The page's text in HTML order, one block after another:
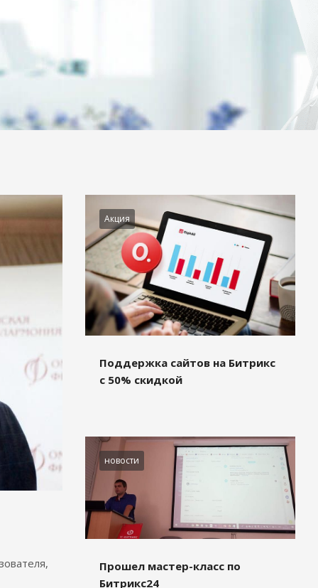
Акция
Поддержка сайтов на Битрикс
с 50% скидкой
новости
Прошел мастер-класс по
Битрикс24